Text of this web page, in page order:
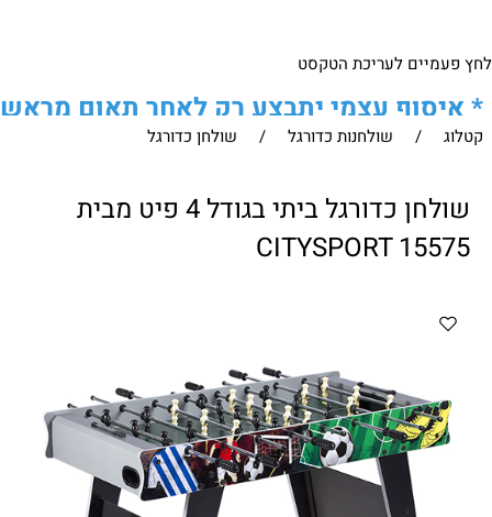
לחץ פעמיים לעריכת הטקסט
* איסוף עצמי יתבצע רק לאחר תאום מראש
של הלקוח מול נציגנו
ווטצאפ(הודעות בלבד):
052-8059900
מענה טלפוני:04-8411075
בין השעות 9:00-17:00
דוא"ל:citysport1@013.net
citysport2@013.net
קטלוג / שולחנות כדורגל / שולחן כדורגל
שולחן כדורגל ביתי בגודל 4 פיט מבית
CITYSPORT 15575